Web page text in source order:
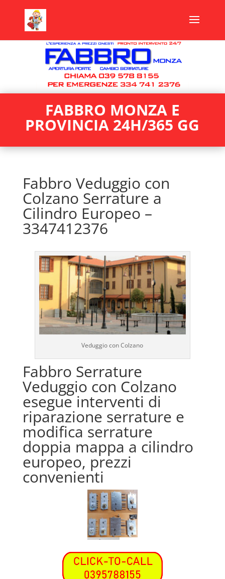
FABBRO MONZA E
PROVINCIA 24H/365 GG
Fabbro Veduggio con
Colzano Serrature a
Cilindro Europeo –
3347412376
Veduggio con Colzano
Fabbro Serrature
Veduggio con Colzano
esegue interventi di
riparazione serrature e
modifica serrature
doppia mappa a cilindro
europeo, prezzi
convenienti